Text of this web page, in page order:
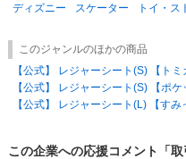
在庫がある場合は、3営業日以内
ディズニー
スケーター トイ・ス
このジャンルのほかの商品
【公式】 レジャーシート(S) 【ト
【公式】 レジャーシート(S) 【ポ
【公式】 レジャーシート(L) 【す
この企業への応援コメント「取